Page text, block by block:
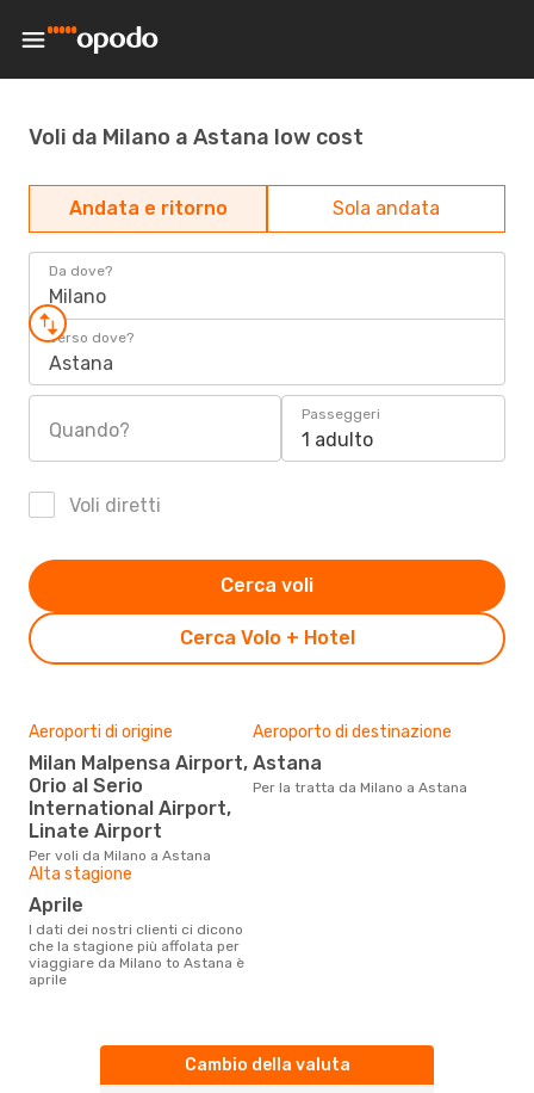
Voli da Milano a Astana low cost
Andata e ritorno Sola andata
Da dove?
Milano
Verso dove?
Astana
Quando?
Passeggeri
1 adulto
Voli diretti
Cerca Volo + Hotel
Cerca voli
Aeroporti di origine
Milan Malpensa Airport,
Orio al Serio
International Airport,
Linate Airport
Per voli da Milano a Astana
Aeroporto di destinazione
Astana
Per la tratta da Milano a Astana
Alta stagione
aprile
I dati dei nostri clienti ci dicono
che la stagione più affolata per
viaggiare da Milano to Astana è
aprile
Cambio della valuta